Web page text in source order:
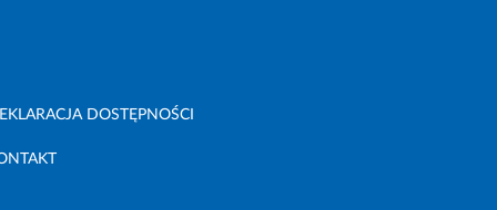
DOSTĘPNOŚCI